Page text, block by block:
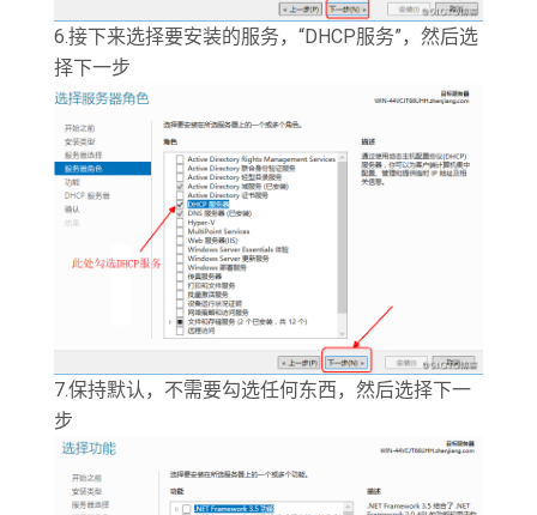
6.接下来选择要安装的服务，“DHCP服务”，然后选
择下一步
7.保持默认，不需要勾选任何东西，然后选择下一
步